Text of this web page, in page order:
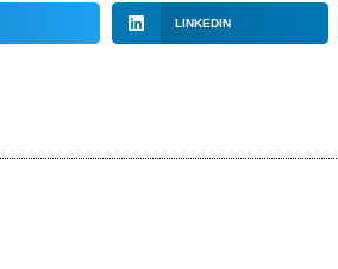
LINKEDIN